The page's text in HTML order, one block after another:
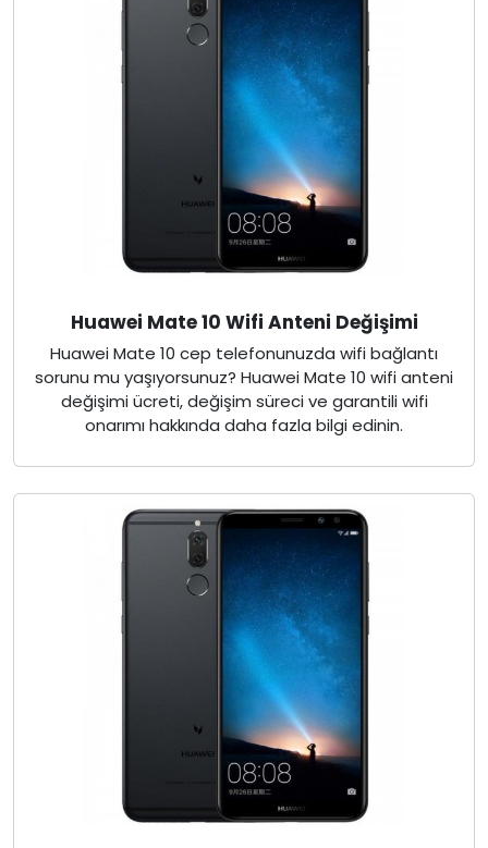
Huawei Mate 10 Wifi Anteni Değişimi
Huawei Mate 10 cep telefonunuzda wifi bağlantı
sorunu mu yaşıyorsunuz? Huawei Mate 10 wifi anteni
değişimi ücreti, değişim süreci ve garantili wifi
onarımı hakkında daha fazla bilgi edinin.